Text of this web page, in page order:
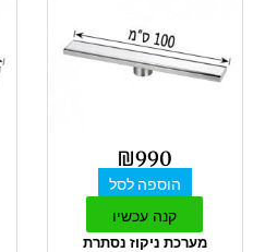
₪990
הוספה לסל
קנה עכשיו
מערכת ניקוז נסתרת